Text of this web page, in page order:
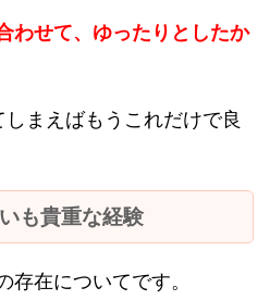
わせて、ゆったりとしたか
まえばもうこれだけで良
も貴重な経験
存在についてです。